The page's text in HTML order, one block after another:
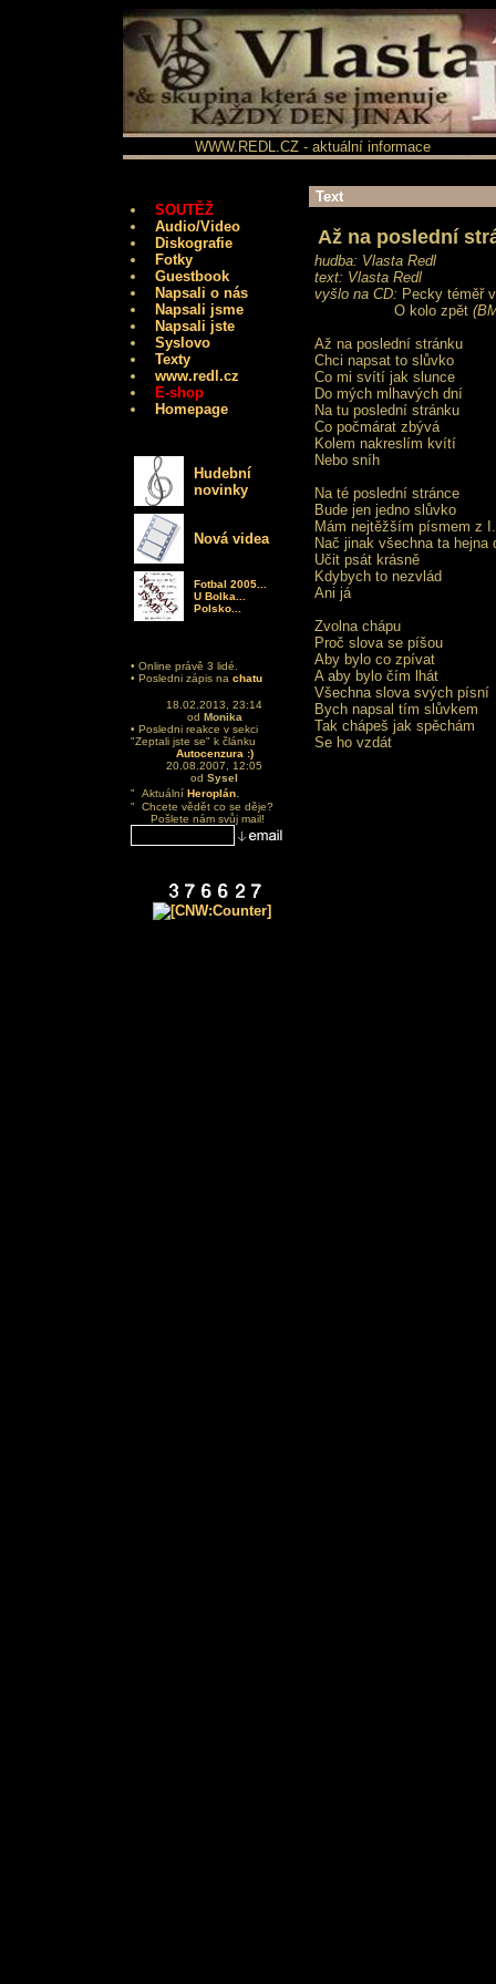
WWW.REDL.CZ - aktuální informace
SOUTĚŽ
Audio/Video
Diskografie
Fotky
Guestbook
Napsali o nás
Napsali jsme
Napsali jste
Syslovo
Texty
www.redl.cz
E-shop
Homepage
Hudební
novinky
Nová videa
Fotbal 2005...
U Bolka...
Polsko...
• Online právě 3 lidé.
• Posledni zápis na chatu
18.02.2013, 23:14
od Monika
• Posledni reakce v sekci
"Zeptali jste se" k článku
Autocenzura :)
20.08.2007, 12:05
od Sysel
" Aktuální Heroplán.
" Chcete vědět co se děje?
Pošlete nám svůj mail!
Text
Až na poslední
hudba: Vlasta Redl
text: Vlasta Redl
vyšlo na CD: Pecky téměř
O kolo zpět
Až na poslední stránku
Chci napsat to slůvko
Co mi svítí jak slunce
Do mých mlhavých dní
Na tu poslední stránku
Co počmárat zbývá
Kolem nakreslím kvítí
Nebo sníh
Na té poslední stránce
Bude jen jedno slůvko
Mám nejtěžším písmem z
Nač jinak všechna ta hejna
Učit psát krásně
Kdybych to nezvlád
Ani já
Zvolna chápu
Proč slova se píšou
Aby bylo co zpívat
A aby bylo čím lhát
Všechna slova svých písní
Bych napsal tím slůvkem
Tak chápeš jak spěchám
Se ho vzdát